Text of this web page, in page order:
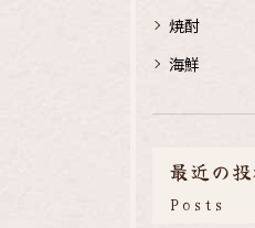
焼酎
海鮮
最近の
Posts